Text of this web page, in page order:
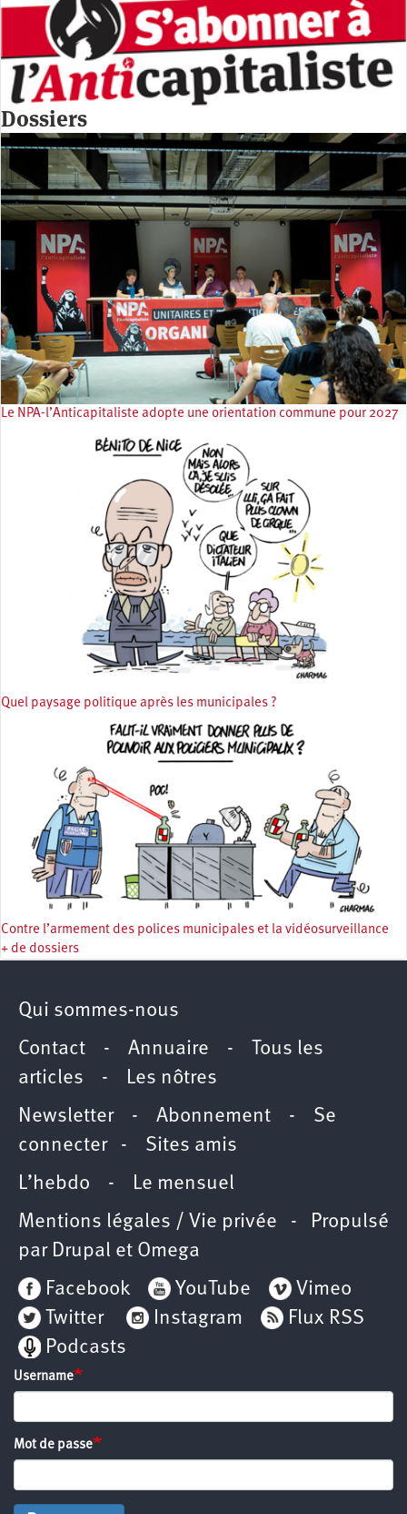
Dossiers
Le NPA-l’Anticapitaliste adopte une orientation commune pour 2027
Quel paysage politique après les municipales ?
Contre l’armement des polices municipales et la vidéosurveillance
+ de dossiers
Qui sommes-nous
Contact - Annuaire -
Tous les
articles - Les nôtres
Newsletter- Abonnement - Se
connecter- Sites amis
L’hebdo - Le mensuel
Mentions légales / Vie privée - Propulsé
par Drupal et Omega
Facebook
YouTube
Vimeo
Twitter
Instagram
Flux RSS
Podcasts
Username
Mot de passe